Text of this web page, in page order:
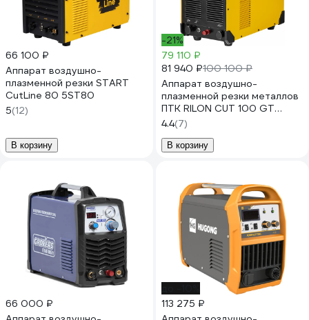
66 100 ₽
Аппарат воздушно-
плазменной резки START
CutLine 80 5ST80
5(12)
В корзину
-21%
79 110 ₽
81 940 ₽100 100 ₽
Аппарат воздушно-
плазменной резки металлов
ПТК RILON CUT 100 GT
00000029763
4.4(7)
В корзину
66 000 ₽
113 275 ₽